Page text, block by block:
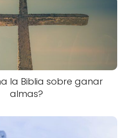
la Biblia sobre ganar
almas?